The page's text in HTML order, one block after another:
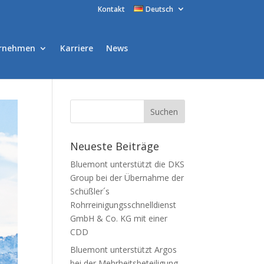
Kontakt Deutsch
Karriere News
Neueste Beiträge
Bluemont unterstützt die DKS
Group bei der Übernahme der
Schüßler´s
Rohrreinigungsschnelldienst
GmbH & Co. KG mit einer
CDD
Bluemont unterstützt Argos